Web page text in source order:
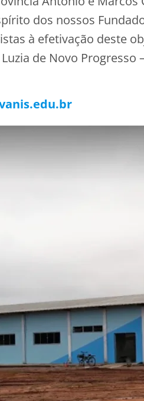
dos nossos
à efetivação deste
de Novo